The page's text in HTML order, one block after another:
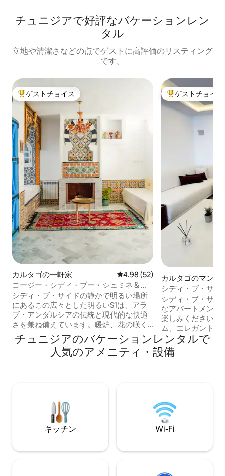
チュニジアで好評なバケーションレン
タル
立地や清潔さなどの点でゲストに高評価のリスティング
です。
大好評のゲストチョイスです。
ゲストチョイス
カルタゴの一軒家 レビュー52件、5つ星中4.98つ
4.98 (52)
コージー・シディ・ブー・シュミネ & ル
ミエール
シディ・ブ・サイドの静かで明るい場所
にあるこの広々とした明るいS1は、アラ
ブ・アンダルシアの伝統と現代的な快適
さを兼ね備えています。暖炉、花の咲く
テラス、アーチ、ゼリジェ、手作りの家
具がユニークな雰囲気を生み出していま
す。設備の整ったキッチン、高速Wi-Fi、
したり、逃避したり、ただ呼吸したりす
るのに理想的です。
大好評のゲスト
ゲストチョイス
カルタゴのマンシ
ート
シディ・ブ・サイ
シディ・ブ・サイ
なアパートメント
楽しみください。
ム、エレガントな
備の整った寝室2
ンを備えています。 息をのむような
が広がる素晴らし
空港へはわずか15
す。
チュニジアのバケーションレンタルで
人気のアメニティ・設備
キッチン Wi-Fi